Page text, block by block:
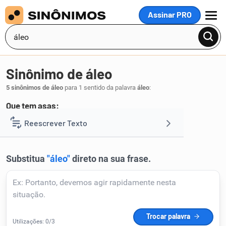
Assinar PRO
MENU
Reescrever Texto
Corrigir Texto
Sinônimo de áleo
5 sinônimos de áleo para 1 sentido da palavra áleo:
Que tem asas:
1 asado,alígero,alado alífero.